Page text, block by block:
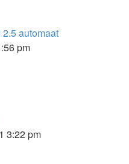
automaat
pm
3:22 pm